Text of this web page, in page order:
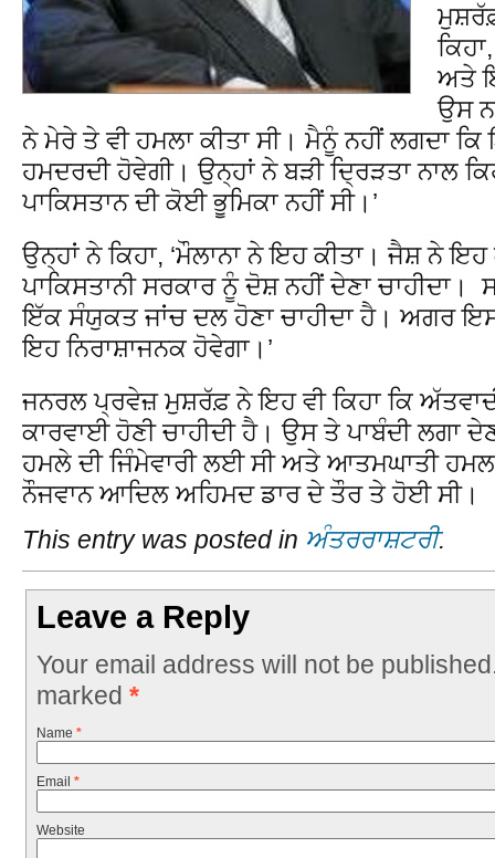
ਅਤੇ
ਉਸ
ਨੇ ਮੇਰੇ ਤੇ ਵੀ ਹਮਲਾ ਕੀਤਾ ਸੀ। ਮੈਨੂੰ ਨਹੀਂ ਲਗਦਾ
ਹਮਦਰਦੀ ਹੋਵੇਗੀ। ਉਨ੍ਹਾਂ ਨੇ ਬੜੀ ਦ੍ਰਿੜਤਾ ਨਾਲ
ਪਾਕਿਸਤਾਨ ਦੀ ਕੋਈ ਭੂਮਿਕਾ ਨਹੀਂ ਸੀ।’
ਉਨ੍ਹਾਂ ਨੇ ਕਿਹਾ, ‘ਮੌਲਾਨਾ ਨੇ ਇਹ ਕੀਤਾ। ਜੈਸ਼ ਨੇ
ਪਾਕਿਸਤਾਨੀ ਸਰਕਾਰ ਨੂੰ ਦੋਸ਼ ਨਹੀਂ ਦੇਣਾ ਚਾਹੀਦਾ।
ਇੱਕ ਸੰਯੁਕਤ ਜਾਂਚ ਦਲ ਹੋਣਾ ਚਾਹੀਦਾ ਹੈ। ਅਗਰ ਇਸ
ਇਹ ਨਿਰਾਸ਼ਾਜਨਕ ਹੋਵੇਗਾ।’
ਜਨਰਲ ਪ੍ਰਵੇਜ਼ ਮੁਸ਼ਰੱਫ਼ ਨੇ ਇਹ ਵੀ ਕਿਹਾ ਕਿ
ਕਾਰਵਾਈ ਹੋਣੀ ਚਾਹੀਦੀ ਹੈ। ਉਸ ਤੇ ਪਾਬੰਦੀ ਲਗਾ
ਹਮਲੇ ਦੀ ਜਿੰਮੇਵਾਰੀ ਲਈ ਸੀ ਅਤੇ ਆਤਮਘਾਤੀ
ਨੌਜਵਾਨ ਆਦਿਲ ਅਹਿਮਦ ਡਾਰ ਦੇ ਤੌਰ ਤੇ ਹੋਈ ਸੀ।
This entry was posted in ਅੰਤਰਰਾਸ਼ਟਰੀ.
Leave a Reply
Your email address will not be
marked *
Name *
Email *
Website